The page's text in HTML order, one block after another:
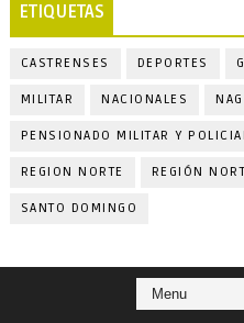
ETIQUETAS
CASTRENSES DEPORTES
MILITAR NACIONALES
PENSIONADO MILITAR Y
REGION NORTE REGIÓN
SANTO DOMINGO